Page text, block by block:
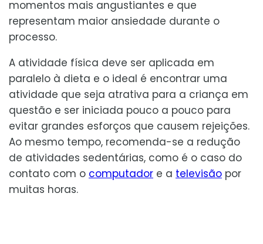
momentos mais angustiantes e que
representam maior ansiedade durante o
processo.
A atividade física deve ser aplicada em
paralelo à dieta e o ideal é encontrar uma
atividade que seja atrativa para a criança em
questão e ser iniciada pouco a pouco para
evitar grandes esforços que causem rejeições.
Ao mesmo tempo, recomenda-se a redução
de atividades sedentárias, como é o caso do
contato com o computador e a televisão por
muitas horas.